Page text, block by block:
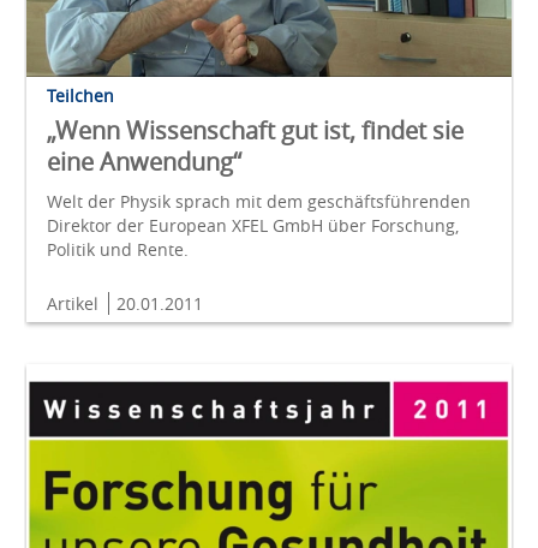
Teilchen
„Wenn Wissenschaft gut ist, findet sie
eine Anwendung“
Welt der Physik sprach mit dem geschäftsführenden
Direktor der European XFEL GmbH über Forschung,
Politik und Rente.
Artikel 20.01.2011